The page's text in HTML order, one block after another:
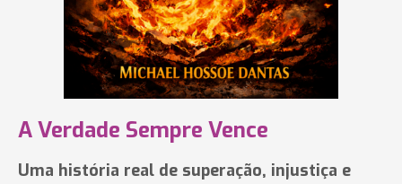
A Verdade Sempre Vence
Uma história real de superação, injustiça e